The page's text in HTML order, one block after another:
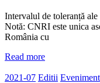
Intervalul de toleranță
Notă: CNRI este unica
România cu
Read more
2021-07 Editii Eveniment